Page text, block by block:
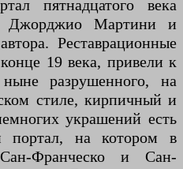
пятнадцатого века
Джорджио Мартини и
Реставрационные
19 века, привели к
разрушенного, на
стиле, кирпичный и
украшений есть
портал, на котором в
Франческо и Сан-